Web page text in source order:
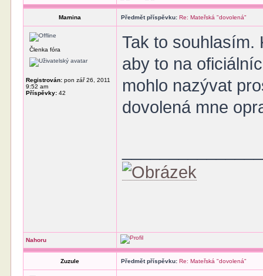
Mamina Předmět příspěvku: Re: Mateřská "dovolená"
Členka fóra
Registrován: pon zář 26, 2011
9:52 am
Příspěvky: 42
Tak to souhlasím.
aby to na
mohlo nazývat
dovolená mne
Nahoru
Zuzule Předmět příspěvku: Re: Mateřská "dovolená"